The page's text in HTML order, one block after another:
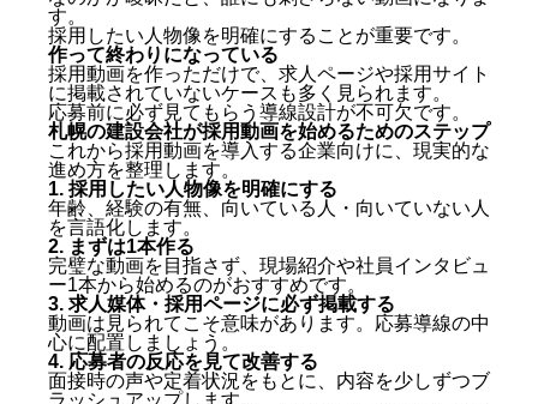
す。
採用したい人物像を明確にすることが重要です。
作って終わりになっている
採用動画を作っただけで、求人ページや採用サイト
に掲載されていないケースも多く見られます。
応募前に必ず見てもらう導線設計が不可欠です。
札幌の建設会社が採用動画を始めるためのステップ
これから採用動画を導入する企業向けに、現実的な
進め方を整理します。
1. 採用したい人物像を明確にする
年齢、経験の有無、向いている人・向いていない人
を言語化します。
2. まずは1本作る
完璧な動画を目指さず、現場紹介や社員インタビュ
ー1本から始めるのがおすすめです。
3. 求人媒体・採用ページに必ず掲載する
動画は見られてこそ意味があります。応募導線の中
心に配置しましょう。
4. 応募者の反応を見て改善する
面接時の声や定着状況をもとに、内容を少しずつブ
良い部分だけを見せている
ターゲットが曖昧
作って終わりになっている
札幌の建設会社が採用動画を始めるためのステップ
1. 採用したい人物像を明確にする
2. まずは1本作る
3. 求人媒体・採用ページに必ず掲載する
4. 応募者の反応を見て改善する
まとめ：札幌の建設会社こそ採用動画が大きな武器に
なる
よくある質問（Q&A）
Q. 札幌の小規模な建設会社でも採用動画は効果が
ありますか？
Q. 未経験者向けの採用動画でも問題ありません
か？
Q. 採用動画はどのくらいの長さが適切ですか？